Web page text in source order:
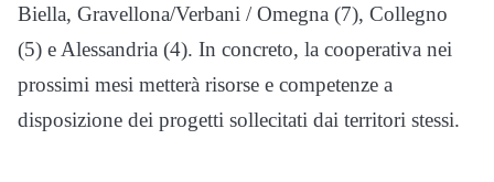
Biella, Gravellona/Verbani / Omegna (7), Collegno
(5) e Alessandria (4). In concreto, la cooperativa nei
prossimi mesi metterà risorse e competenze a
disposizione dei progetti sollecitati dai territori stessi.